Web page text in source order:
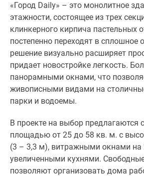
передаются
в
использование
с
предчистовой
отделкой.
Оформление
мест
общего
пользования
выполнено
в
теплых
«Город Daily» – это монолитное
этажности, состоящее из трех
клинкерного кирпича пастельных
постепенно переходят в сплошное
решение визуально расширяет
придает новостройке легкость.
панорамными окнами, что
живописными видами на
парки и водоемы.
В проекте на выбор предлагаются
площадью от 25 до 58 кв. м. с
(3 – 3,3 м), витражными окнами на
увеличенными кухнями.
позволяют организовать дома